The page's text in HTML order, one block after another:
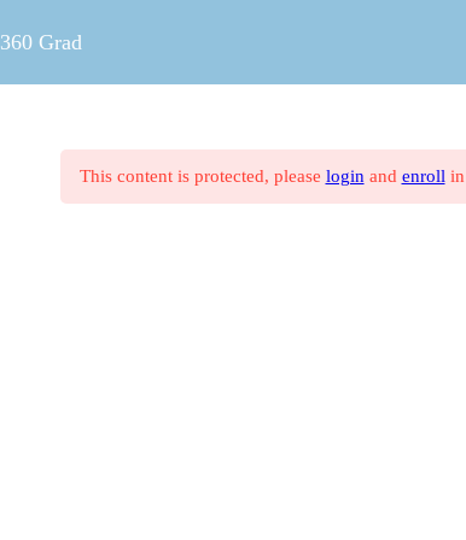
360 Grad
This content is protected, please login and enroll